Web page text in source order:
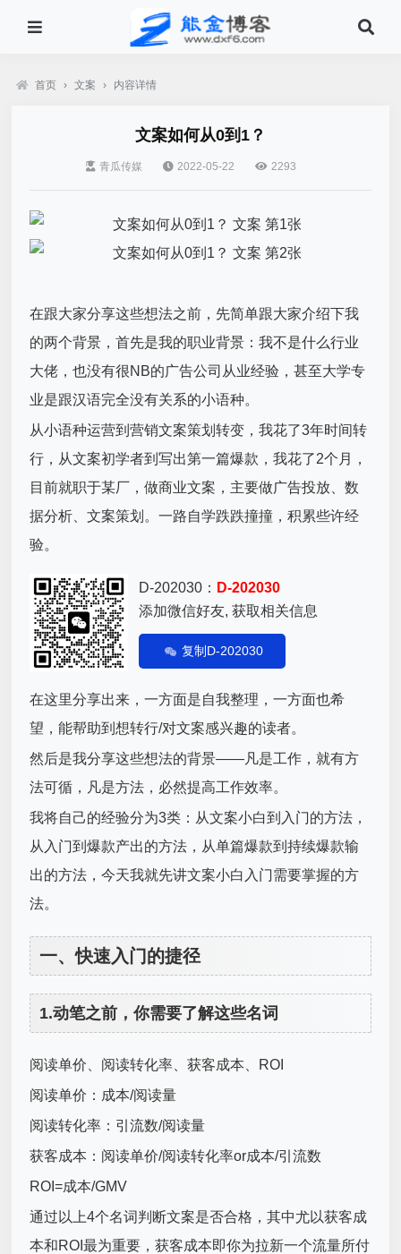
首页 › 文案 › 内容详情
文案如何从0到1？
青瓜传媒 2022-05-22 2293
在跟大家分享这些想法之前，先简单跟大家介绍下我
的两个背景，首先是我的职业背景：我不是什么行业
大佬，也没有很NB的广告公司从业经验，甚至大学专
业是跟汉语完全没有关系的小语种。
从小语种运营到营销文案策划转变，我花了3年时间转
行，从文案初学者到写出第一篇爆款，我花了2个月，
目前就职于某厂，做商业文案，主要做广告投放、数
据分析、文案策划。一路自学跌跌撞撞，积累些许经
验。
D-202030： D-202030
添加微信好友, 获取相关信息
复制D-202030
在这里分享出来，一方面是自我整理，一方面也希
望，能帮助到想转行/对文案感兴趣的读者。
然后是我分享这些想法的背景——凡是工作，就有方
法可循，凡是方法，必然提高工作效率。
我将自己的经验分为3类：从文案小白到入门的方法，
从入门到爆款产出的方法，从单篇爆款到持续爆款输
出的方法，今天我就先讲文案小白入门需要掌握的方
法。
一、快速入门的捷径
1.动笔之前，你需要了解这些名词
阅读单价、阅读转化率、获客成本、ROI
阅读单价：成本/阅读量
阅读转化率：引流数/阅读量
获客成本：阅读单价/阅读转化率or成本/引流数
ROI=成本/GMV
通过以上4个名词判断文案是否合格，其中尤以获客成
本和ROI最为重要，获客成本即你为拉新一个流量所付